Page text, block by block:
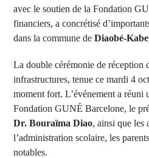
avec le soutien de la Fondation
financiers, a concrétisé
dans la commune de Diaobé-
La double cérémonie de réception
infrastructures, tenue ce mardi 4
moment fort. L’événement a réuni
Fondation GUNÉ Barcelone, le
Dr. Bouraïma Diao, ainsi que les
l’administration scolaire, les
notables.